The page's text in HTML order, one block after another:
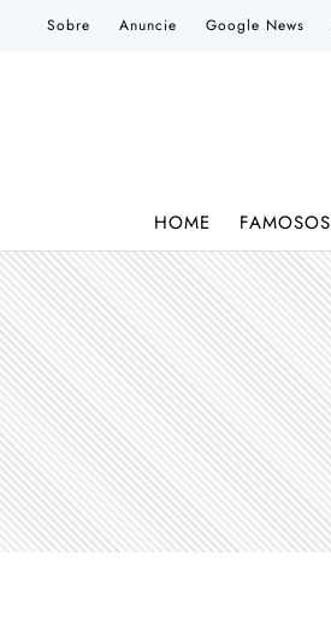
Sobre Anuncie Google News
HOME FAMOSOS